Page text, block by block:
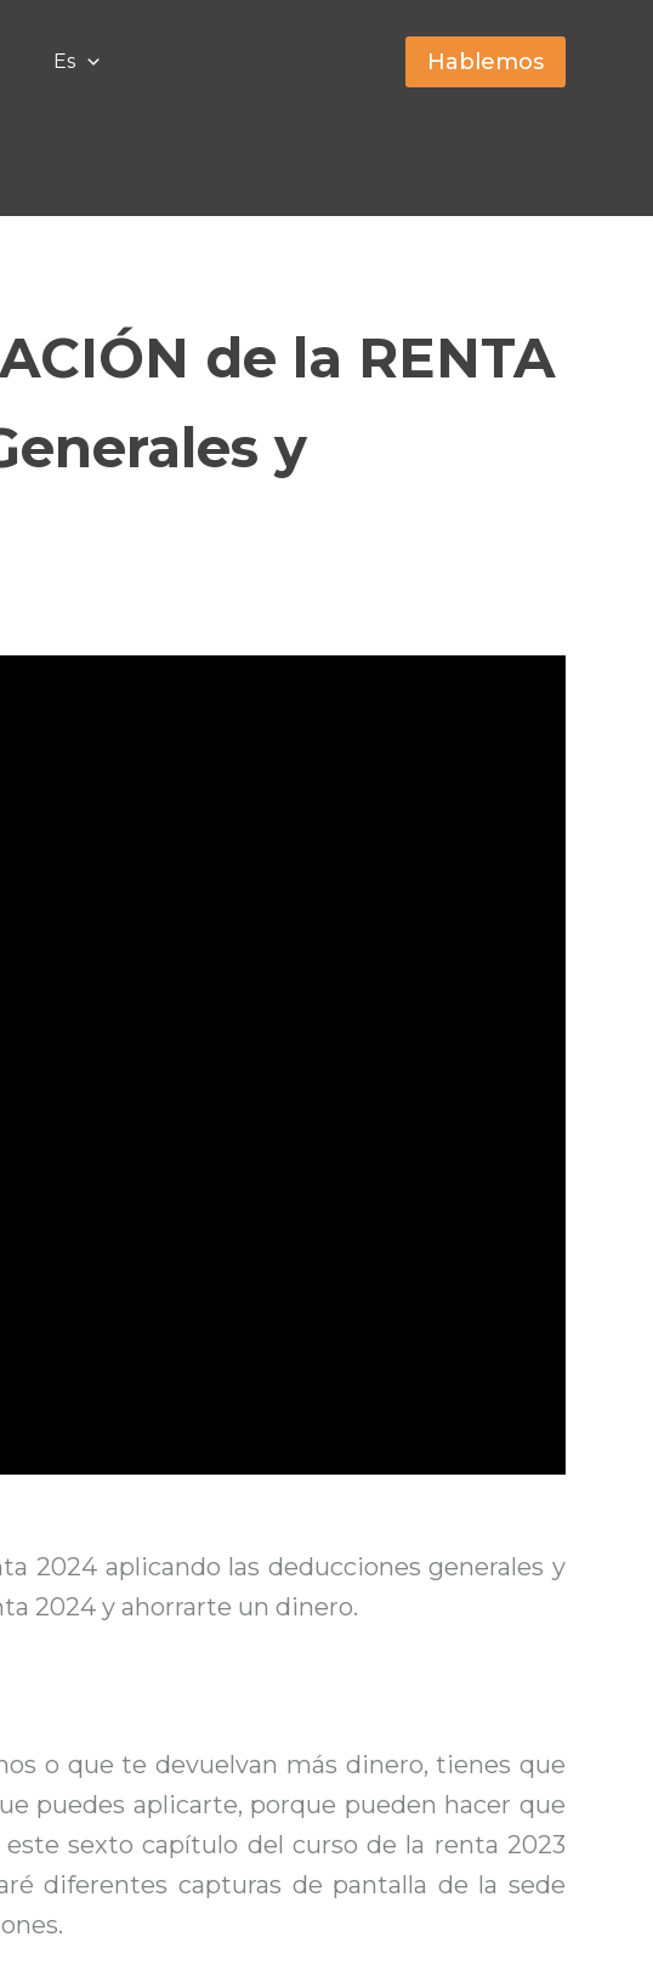
Es Hablemos
de la RENTA
y
2024 aplicando las deducciones generales y
2024 y ahorrarte un dinero.
o que te devuelvan más dinero, tienes que
puedes aplicarte, porque pueden hacer que
sexto capítulo del curso de la renta 2023
diferentes capturas de pantalla de la sede